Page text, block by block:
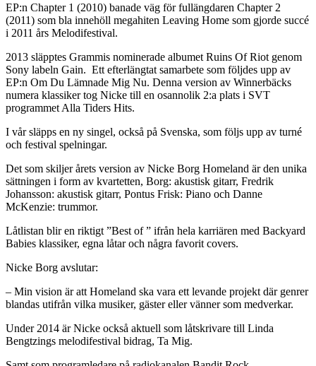
EP:n Chapter 1 (2010) banade väg för fullängdaren Chapter 2
(2011) som bla innehöll megahiten Leaving Home som gjorde succé
i 2011 års Melodifestival.
2013 släpptes Grammis nominerade albumet Ruins Of Riot genom
Sony labeln Gain. Ett efterlängtat samarbete som följdes upp av
EP:n Om Du Lämnade Mig Nu. Denna version av Winnerbäcks
numera klassiker tog Nicke till en osannolik 2:a plats i SVT
programmet Alla Tiders Hits.
I vår släpps en ny singel, också på Svenska, som följs upp av turné
och festival spelningar.
Det som skiljer årets version av Nicke Borg Homeland är den unika
sättningen i form av kvartetten, Borg: akustisk gitarr, Fredrik
Johansson: akustisk gitarr, Pontus Frisk: Piano och Danne
McKenzie: trummor.
Låtlistan blir en riktigt ”Best of ” ifrån hela karriären med Backyard
Babies klassiker, egna låtar och några favorit covers.
Nicke Borg avslutar:
– Min vision är att Homeland ska vara ett levande projekt där genrer
blandas utifrån vilka musiker, gäster eller vänner som medverkar.
Under 2014 är Nicke också aktuell som låtskrivare till Linda
Bengtzings melodifestival bidrag, Ta Mig.